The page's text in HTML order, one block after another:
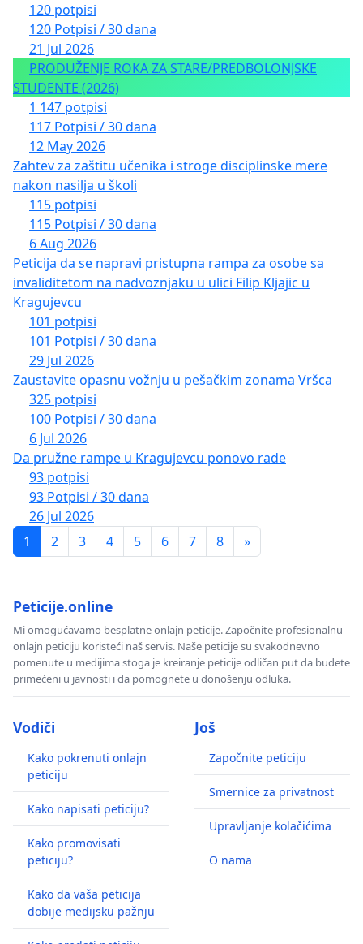
120 potpisi
120 Potpisi / 30 dana
21 Jul 2026
PRODUŽENJE ROKA ZA STARE/PREDBOLONJSKE
STUDENTE (2026)
1 147 potpisi
117 Potpisi / 30 dana
12 May 2026
Zahtev za zaštitu učenika i stroge disciplinske mere
nakon nasilja u školi
115 potpisi
115 Potpisi / 30 dana
6 Aug 2026
Peticija da se napravi pristupna rampa za osobe sa
invaliditetom na nadvoznjaku u ulici Filip Kljajic u
Kragujevcu
101 potpisi
101 Potpisi / 30 dana
29 Jul 2026
Zaustavite opasnu vožnju u pešačkim zonama Vršca
325 potpisi
100 Potpisi / 30 dana
6 Jul 2026
Da pružne rampe u Kragujevcu ponovo rade
93 potpisi
93 Potpisi / 30 dana
26 Jul 2026
1
2 3 4 5 6 7 8 »
Peticije.online
Mi omogućavamo besplatne onlajn peticije. Započnite profesionalnu
onlajn peticiju koristeći naš servis. Naše peticije su svakodnevno
pomenute u medijima stoga je kreiranje peticije odličan put da budete
primećeni u javnosti i da pomognete u donošenju odluka.
Vodiči
Kako pokrenuti onlajn
peticiju
Kako napisati peticiju?
Kako promovisati
peticiju?
Kako da vaša peticija
dobije medijsku pažnju
Još
Započnite peticiju
Smernice za privatnost
Upravljanje kolačićima
O nama